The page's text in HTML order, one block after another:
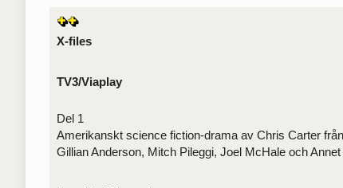
X-files
TV3/Viaplay
Del 1
Amerikanskt science fiction-drama av Chris Carter
Gillian Anderson, Mitch Pileggi, Joel McHale och